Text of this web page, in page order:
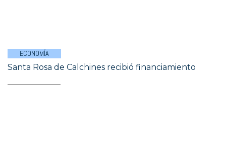
ECONOMÍA
Santa Rosa de Calchines recibió financiamiento